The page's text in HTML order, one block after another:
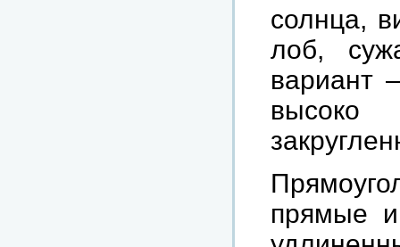
солнца,
лоб,
вариант
прямые